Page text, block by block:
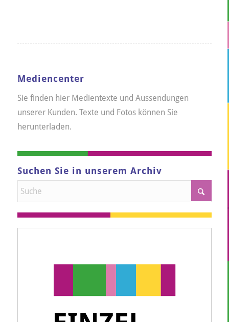
Mediencenter
Sie finden hier Medientexte und Aussendungen
unserer Kunden. Texte und Fotos können Sie
herunterladen.
Suchen Sie in unserem Archiv